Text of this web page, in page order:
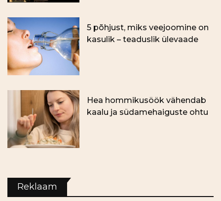
5 põhjust, miks veejoomine on
kasulik – teaduslik ülevaade
Hea hommikusöök vähendab
kaalu ja südamehaiguste ohtu
Reklaam